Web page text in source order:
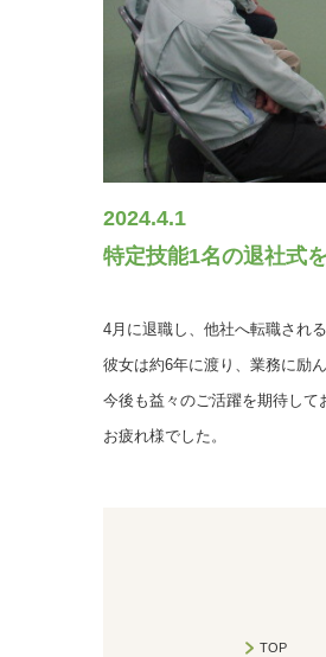
2024.4.1
特定技能1名の退社式
4月に退職し、他社へ転職され
彼女は約6年に渡り、業務に励
今後も益々のご活躍を期待して
お疲れ様でした。
TOP